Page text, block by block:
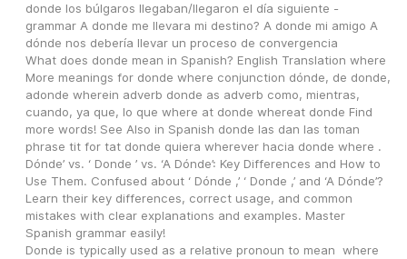
donde los búlgaros llegaban/llegaron el día siguiente -
grammar A donde me llevara mi destino? A donde mi amigo A
dónde nos debería llevar un proceso de convergencia
What does donde mean in Spanish? English Translation where
More meanings for donde where conjunction dónde, de donde,
adonde wherein adverb donde as adverb como, mientras,
cuando, ya que, lo que where at donde whereat donde Find
more words! See Also in Spanish donde las dan las toman
phrase tit for tat donde quiera wherever hacia donde where .
Dónde’ vs. ‘ Donde ’ vs. ‘A Dónde’: Key Differences and How to
Use Them. Confused about ‘ Dónde ,’ ‘ Donde ,’ and ‘A Dónde’?
Learn their key differences, correct usage, and common
mistakes with clear explanations and examples. Master
Spanish grammar easily!
Donde is typically used as a relative pronoun to mean  where